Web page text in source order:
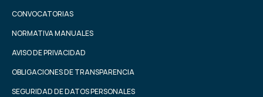
CONVOCATORIAS
NORMATIVA MANUALES
AVISO DE PRIVACIDAD
OBLIGACIONES DE TRANSPARENCIA
SEGURIDAD DE DATOS PERSONALES